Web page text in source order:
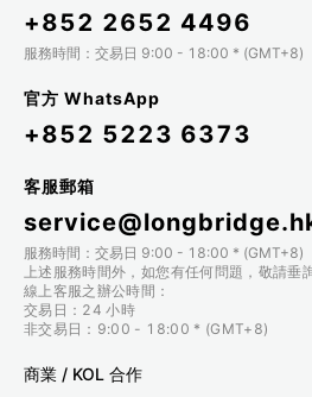
+852 2652 4496
服務時間：交易日 9:00 - 18:00 * (GMT+8)
官方 WhatsApp
+852 5223 6373
客服郵箱
服務時間：交易日 9:00 - 18:00 * (GMT+8)
上述服務時間外，如您有任何問題，敬請垂
線上客服之辦公時間：
交易日：24 小時
非交易日：9:00 - 18:00 * (GMT+8)
商業 / KOL 合作